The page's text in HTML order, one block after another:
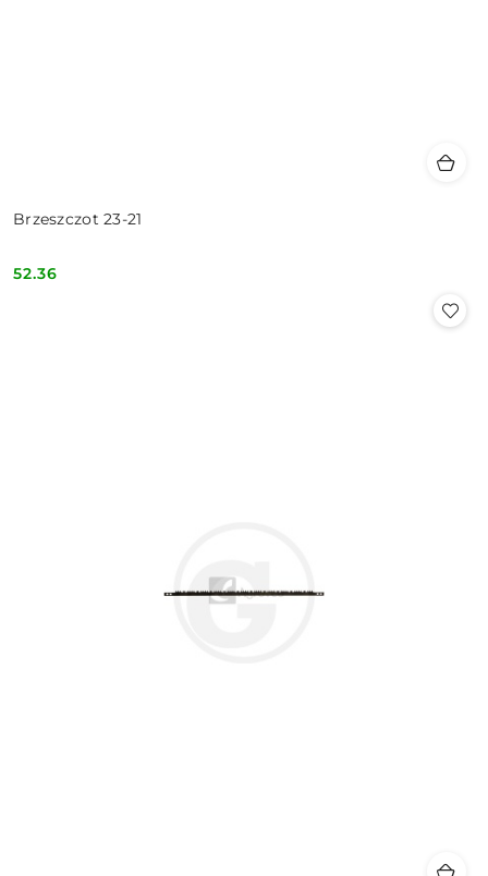
Brzeszczot 23-21
Cena:
52.36